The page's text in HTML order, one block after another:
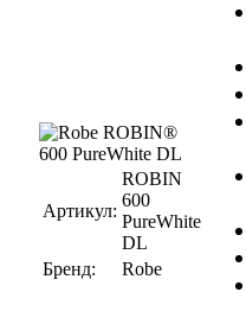
Артикул:
ROBIN
600
PureWhite
DL
Бренд:
Robe